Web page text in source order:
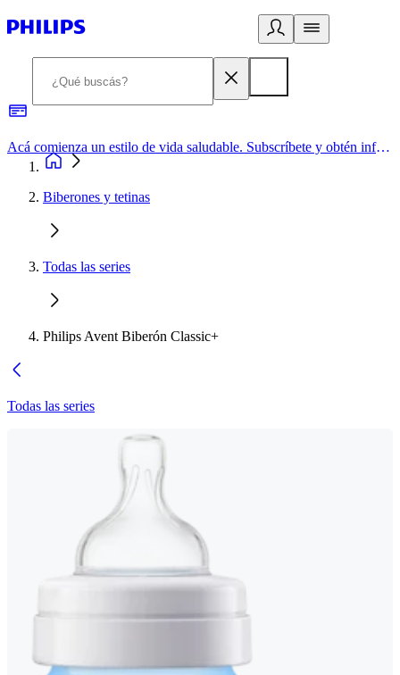
Acá comienza un estilo de vida saludable. Subscríbete y obtén información de primera mano
Biberones y tetinas
Todas las series
Philips Avent Biberón Classic+
Todas las series